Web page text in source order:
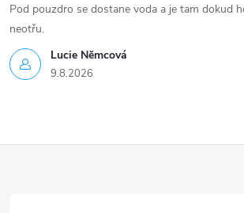
Lucie Nĕmcová
9.8.2026
Pod pouzdro se dostane voda a je tam dokud
neotřu.